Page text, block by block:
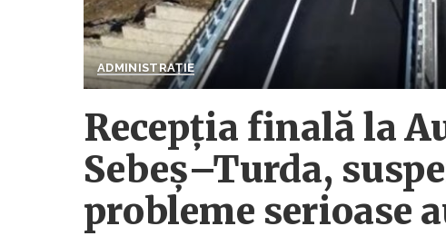
ADMINISTRAȚIE
Recepţia finală la
Sebeş–Turda,
probleme serioase